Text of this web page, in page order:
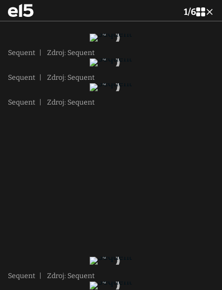
1/6
Sequent Zdroj: Sequent
Sequent Zdroj: Sequent
Sequent Zdroj: Sequent
Sequent Zdroj: Sequent